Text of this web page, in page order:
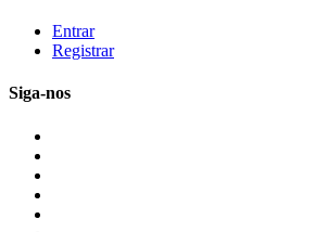
Entrar
Registrar
Siga-nos